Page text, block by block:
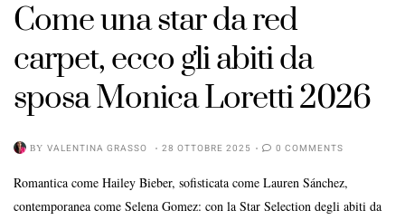
Come una star da red
carpet, ecco gli abiti da
sposa Monica Loretti 2026
BY VALENTINA GRASSO 28 OTTOBRE 2025 0 COMMENTS
Romantica come Hailey Bieber, sofisticata come Lauren Sánchez,
contemporanea come Selena Gomez: con la Star Selection degli abiti da